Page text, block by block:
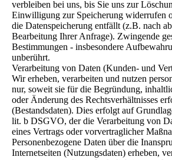
verbleiben bei uns, bis Sie uns zur
Einwilligung zur Speicherung widerrufen
die Datenspeicherung entfällt (z.B. nach
Bearbeitung Ihrer Anfrage). Zwingende
Bestimmungen - insbesondere
unberührt.
Verarbeitung von Daten (Kunden- und
Wir erheben, verarbeiten und nutzen
nur, soweit sie für die Begründung,
oder Änderung des Rechtsverhältnisses
(Bestandsdaten). Dies erfolgt auf
lit. b DSGVO, der die Verarbeitung von
eines Vertrags oder vorvertraglicher
Personenbezogene Daten über die
Internetseiten (Nutzungsdaten) erheben,